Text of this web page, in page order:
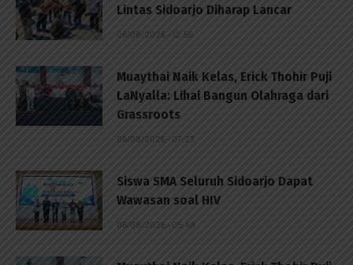
Lintas Sidoarjo Diharap Lancar
06/08/2026 - 12:55
Muaythai Naik Kelas, Erick Thohir Puji
LaNyalla: Lihai Bangun Olahraga dari
Grassroots
06/08/2026 - 07:23
Siswa SMA Seluruh Sidoarjo Dapat
Wawasan soal HIV
06/08/2026 - 05:49